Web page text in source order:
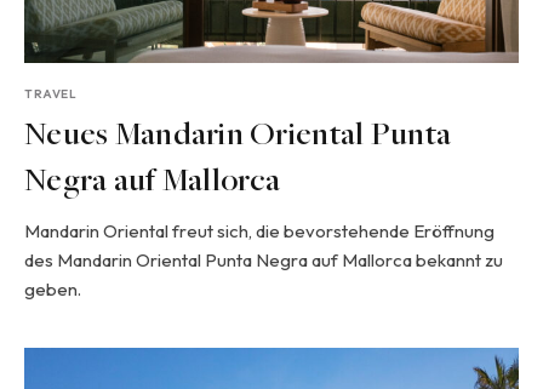
TRAVEL
Neues Mandarin Oriental Punta
Negra auf Mallorca
Mandarin Oriental freut sich, die bevorstehende Eröffnung
des Mandarin Oriental Punta Negra auf Mallorca bekannt zu
geben.